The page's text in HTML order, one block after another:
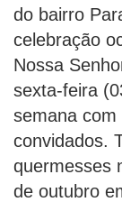
do bairro
celebração
Nossa
sexta-feira
semana
convidados.
quermesses
de outubro